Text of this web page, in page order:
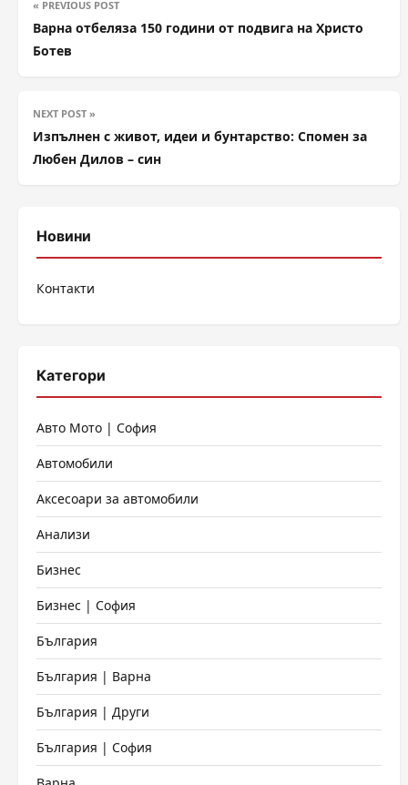
« PREVIOUS POST
Варна отбеляза 150 години от подвига на Христо
Ботев
NEXT POST »
Изпълнен с живот, идеи и бунтарство: Спомен за
Любен Дилов – син
Новини
Контакти
Категори
Авто Мото | София
Автомобили
Аксесоари за автомобили
Анализи
Бизнес
Бизнес | София
България
България | Варна
България | Други
България | София